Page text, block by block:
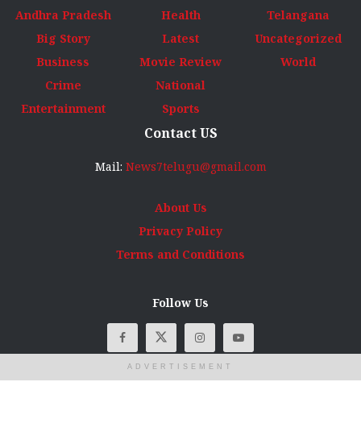
Andhra Pradesh
Big Story
Business
Crime
Entertainment
Health
Latest
Movie Review
National
Sports
Telangana
Uncategorized
World
Contact US
Mail: News7telugu@gmail.com
About Us
Privacy Policy
Terms and Conditions
Follow Us
ADVERTISEMENT